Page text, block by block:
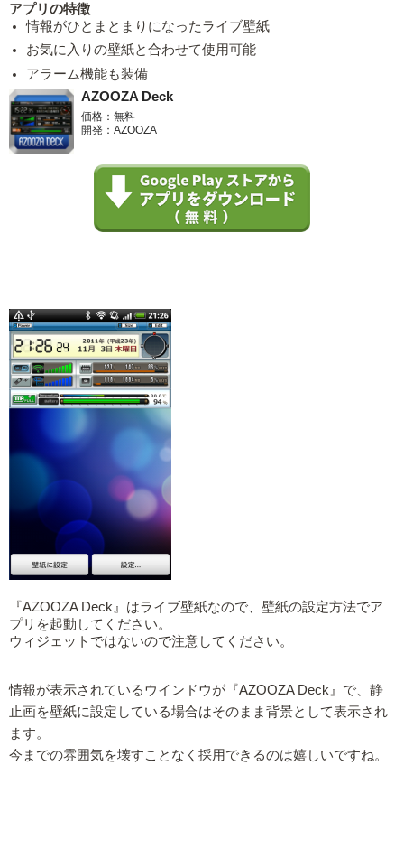
アプリの特徴
情報がひとまとまりになったライブ壁紙
お気に入りの壁紙と合わせて使用可能
アラーム機能も装備
AZOOZA Deck
価格：無料
開発：AZOOZA
『AZOOZA Deck』はライブ壁紙なので、壁紙の設定方法でア
プリを起動してください。
ウィジェットではないので注意してください。
情報が表示されているウインドウが『AZOOZA Deck』で、静
止画を壁紙に設定している場合はそのまま背景として表示され
ます。
今までの雰囲気を壊すことなく採用できるのは嬉しいですね。